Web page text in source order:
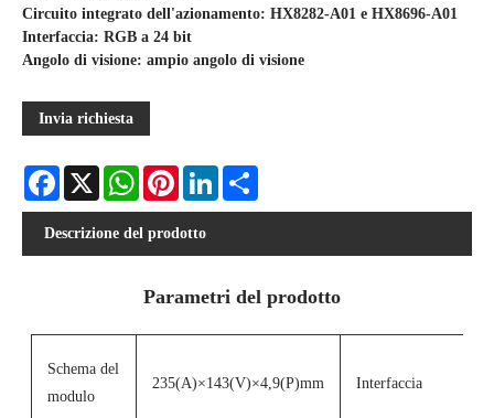
Circuito integrato dell'azionamento: HX8282-A01 e HX8696-A01
Interfaccia: RGB a 24 bit
Angolo di visione: ampio angolo di visione
Invia richiesta
Facebook
X WhatsAppPinterestLinkedIn
Descrizione del prodotto
Parametri del prodotto
Schema del
modulo
235(A)×143(V)×4,9(P)mm Interfaccia